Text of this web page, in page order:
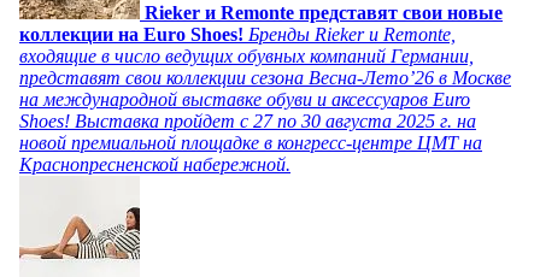
Rieker и Remonte представят свои новые
коллекции на Euro Shoes! Бренды Rieker и Remonte,
входящие в число ведущих обувных компаний Германии,
представят свои коллекции сезона Весна-Лето’26 в Москве
на международной выставке обуви и аксессуаров Euro
Shoes! Выставка пройдет c 27 по 30 августа 2025 г. на
новой премиальной площадке в конгресс-центре ЦМТ на
Краснопресненской набережной.